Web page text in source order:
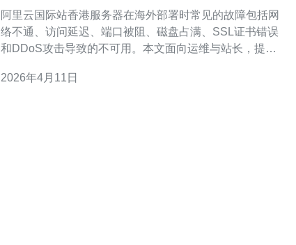
阿里云国际站香港服务器在海外部署时常见的故障包括网
络不通、访问延迟、端口被阻、磁盘占满、SSL证书错误
和DDoS攻击导致的不可用。本文面向运维与站长，提供
与高防DDoS相关策略。若需购买或升级服务器与高防方
2026年4月11日